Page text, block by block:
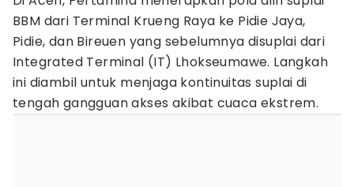
BBM dari Terminal Krueng Raya ke Pidie Jaya,
Pidie, dan Bireuen yang sebelumnya disuplai dari
Integrated Terminal (IT) Lhokseumawe. Langkah
ini diambil untuk menjaga kontinuitas suplai di
tengah gangguan akses akibat cuaca ekstrem.